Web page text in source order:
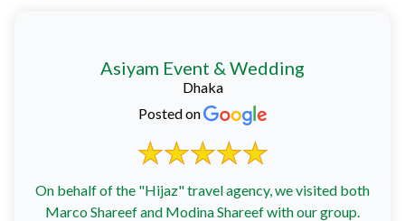
Asiyam Event & Wedding
Dhaka
Posted on
On behalf of the "Hijaz" travel agency, we visited both
Marco Shareef and Modina Shareef with our group.